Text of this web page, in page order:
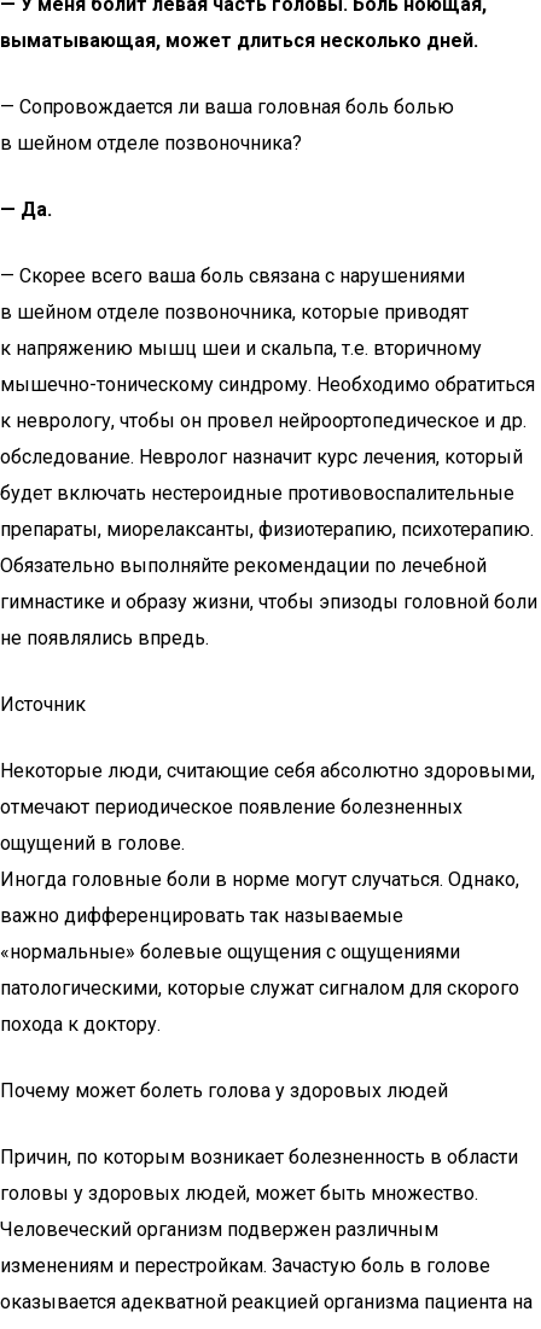
выматывающая, может длиться несколько дней.
— Сопровождается ли ваша головная боль болью
в шейном отделе позвоночника?
— Да.
— Скорее всего ваша боль связана с нарушениями
в шейном отделе позвоночника, которые приводят
к напряжению мышц шеи и скальпа, т.е. вторичному
мышечно-тоническому синдрому. Необходимо обратиться
к неврологу, чтобы он провел нейроортопедическое и др.
обследование. Невролог назначит курс лечения, который
будет включать нестероидные противовоспалительные
препараты, миорелаксанты, физиотерапию, психотерапию.
Обязательно выполняйте рекомендации по лечебной
гимнастике и образу жизни, чтобы эпизоды головной боли
не появлялись впредь.
Источник
Некоторые люди, считающие себя абсолютно здоровыми,
отмечают периодическое появление болезненных
ощущений в голове.
Иногда головные боли в норме могут случаться. Однако,
важно дифференцировать так называемые
«нормальные» болевые ощущения с ощущениями
патологическими, которые служат сигналом для скорого
похода к доктору.
Почему может болеть голова у здоровых людей
Причин, по которым возникает болезненность в области
головы у здоровых людей, может быть множество.
Человеческий организм подвержен различным
изменениям и перестройкам. Зачастую боль в голове
оказывается адекватной реакцией организма пациента на